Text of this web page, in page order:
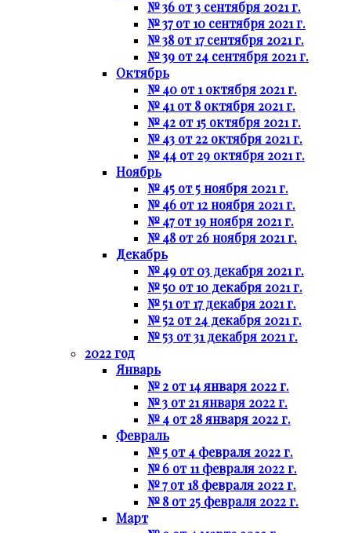
№ 36 от 3 сентября 2021 г.
№ 37 от 10 сентября 2021 г.
№ 38 от 17 сентября 2021 г.
№ 39 от 24 сентября 2021 г.
Октябрь
№ 40 от 1 октября 2021 г.
№ 41 от 8 октября 2021 г.
№ 42 от 15 октября 2021 г.
№ 43 от 22 октября 2021 г.
№ 44 от 29 октября 2021 г.
Ноябрь
№ 45 от 5 ноября 2021 г.
№ 46 от 12 ноября 2021 г.
№ 47 от 19 ноября 2021 г.
№ 48 от 26 ноября 2021 г.
Декабрь
№ 49 от 03 декабря 2021 г.
№ 50 от 10 декабря 2021 г.
№ 51 от 17 декабря 2021 г.
№ 52 от 24 декабря 2021 г.
№ 53 от 31 декабря 2021 г.
2022 год
Январь
№ 2 от 14 января 2022 г.
№ 3 от 21 января 2022 г.
№ 4 от 28 января 2022 г.
Февраль
№ 5 от 4 февраля 2022 г.
№ 6 от 11 февраля 2022 г.
№ 7 от 18 февраля 2022 г.
№ 8 от 25 февраля 2022 г.
Март